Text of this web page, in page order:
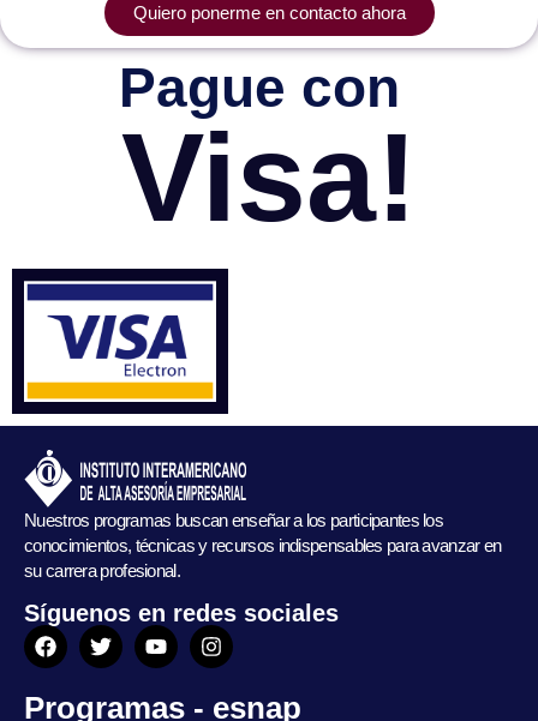
Quiero ponerme en contacto ahora
Pague con
Visa!
Nuestros programas buscan enseñar a los participantes los
conocimientos, técnicas y recursos indispensables para avanzar en
su carrera profesional.
Síguenos en redes sociales
Programas - esnap